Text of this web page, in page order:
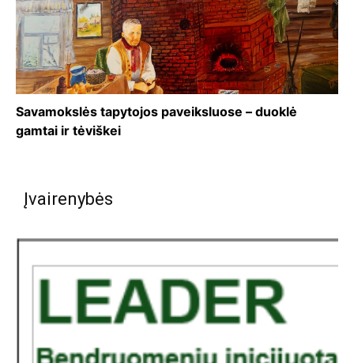
Savamokslės tapytojos paveiksluose – duoklė
gamtai ir tėviškei
Įvairenybės